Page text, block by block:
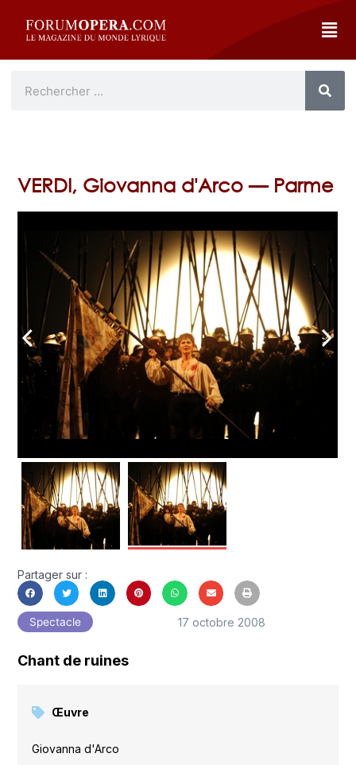
VERDI, Giovanna d'Arco — Parme
arrow_back_ios arrow_forward_ios
Partager sur :
Spectacle 17 octobre 2008
Chant de ruines
Œuvre
Giovanna d'Arco